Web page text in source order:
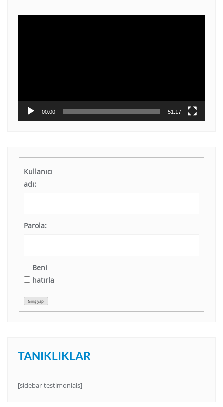
00:00 51:17
Kullanıcı
adı:
Parola:
Beni
hatırla
Giriş yap
TANIKLIKLAR
[sidebar-testimonials]